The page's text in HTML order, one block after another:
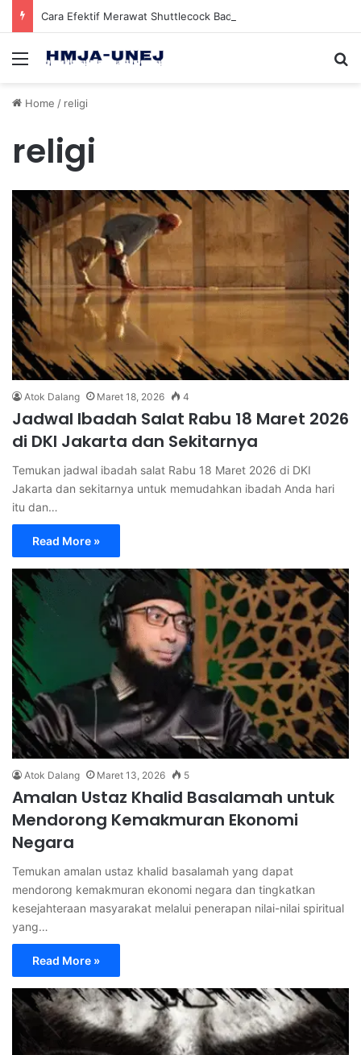
Menu
Home / religi
religi
Atok Dalang Maret 18, 2026 4
Jadwal Ibadah Salat Rabu 18 Maret 2026
di DKI Jakarta dan Sekitarnya
Temukan jadwal ibadah salat Rabu 18 Maret 2026 di DKI
Jakarta dan sekitarnya untuk memudahkan ibadah Anda hari
itu dan…
Read More »
Atok Dalang Maret 13, 2026 5
Amalan Ustaz Khalid Basalamah untuk
Mendorong Kemakmuran Ekonomi
Negara
Temukan amalan ustaz khalid basalamah yang dapat
mendorong kemakmuran ekonomi negara dan tingkatkan
kesejahteraan masyarakat melalui penerapan nilai-nilai spiritual
yang…
Read More »